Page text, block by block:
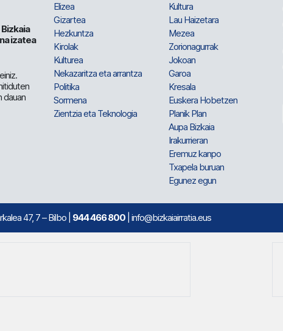
Bizkaia
izatea
dauan
Elizea
Gizartea
Hezkuntza
Kirolak
Kulturea
Nekazaritza eta arrantza
Politika
Sormena
Zientzia eta Teknologia
Kultura
Lau Haizetara
Mezea
Zorionagurrak
Jokoan
Garoa
Kresala
Euskera Hobetzen
Planik Plan
Aupa Bizkaia
Irakurrieran
Eremuz kanpo
Txapela buruan
Egunez egun
47, 7 – Bilbo | 944 466 800 | info@bizkaiairratia.eus